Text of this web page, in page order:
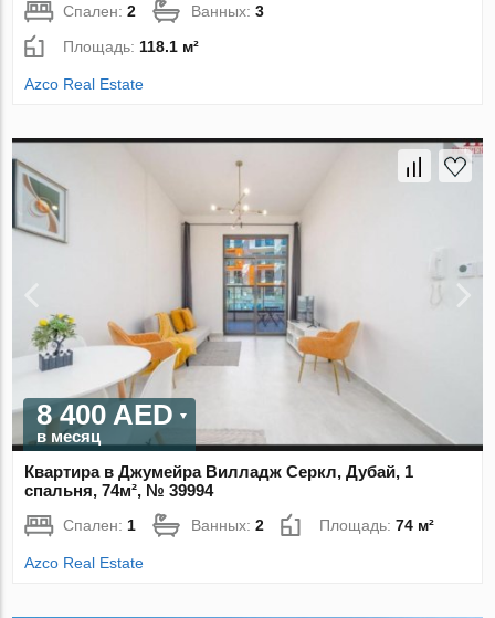
Спален:2 Ванных:3
Площадь: 118.1 м²
Azco Real Estate
8 400 AED
в месяц
Квартира в Джумейра Вилладж Серкл, Дубай, 1
спальня, 74м², № 39994
Спален:1 Ванных:2 Площадь:74 м²
Azco Real Estate